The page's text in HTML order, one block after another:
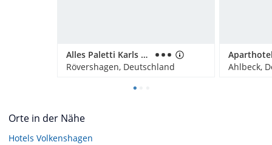
Alles Paletti Karls Upcycling Hotel
Rövershagen, Deutschland
Ahlbeck,
Orte in der Nähe
Hotels Volkenshagen